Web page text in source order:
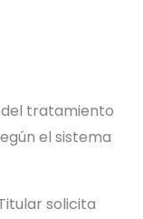
del tratamiento
el sistema
solicita